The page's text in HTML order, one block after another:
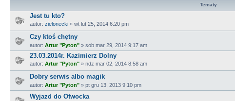
Tematy
Jest tu kto?
autor: zielonecki » wt lut 25, 2014 6:20 pm
Czy ktoś chętny
autor: Artur "Pyton" » sob mar 29, 2014 9:17 am
23.03.2014r. Kazimierz Dolny
autor: Artur "Pyton" » ndz mar 02, 2014 8:58 am
Dobry serwis albo magik
autor: Artur "Pyton" » pt gru 13, 2013 9:10 pm
Wyjazd do Otwocka